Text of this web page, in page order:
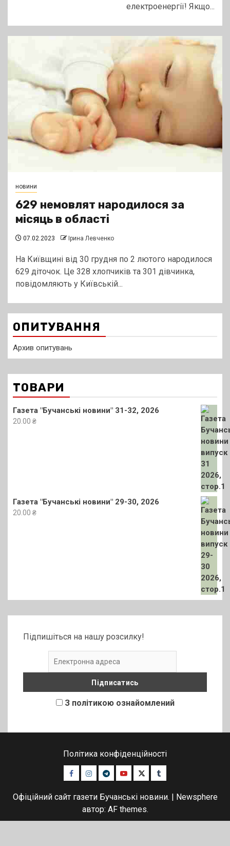
електроенергії! Якщо...
новини
629 немовлят народилося за
місяць в області
07.02.2023 Ірина Левченко
На Київщині від 30 грудня по 2 лютого народилося
629 діточок. Це 328 хлопчиків та 301 дівчинка,
повідомляють у Київській...
ОПИТУВАННЯ
Архив опитувань
ТОВАРИ
Газета "Бучанські новини" 31-32, 2026
20.00 ₴
Газета "Бучанські новини" 29-30, 2026
20.00 ₴
Підпишіться на нашу розсилку!
З політикою ознайомлений
Політика конфіденційності
Facebook
Instagram
TelegramYoutubeTwitterTumblr
Офіційний сайт газети Бучанські новини.
Newsphere
автор: AF themes.